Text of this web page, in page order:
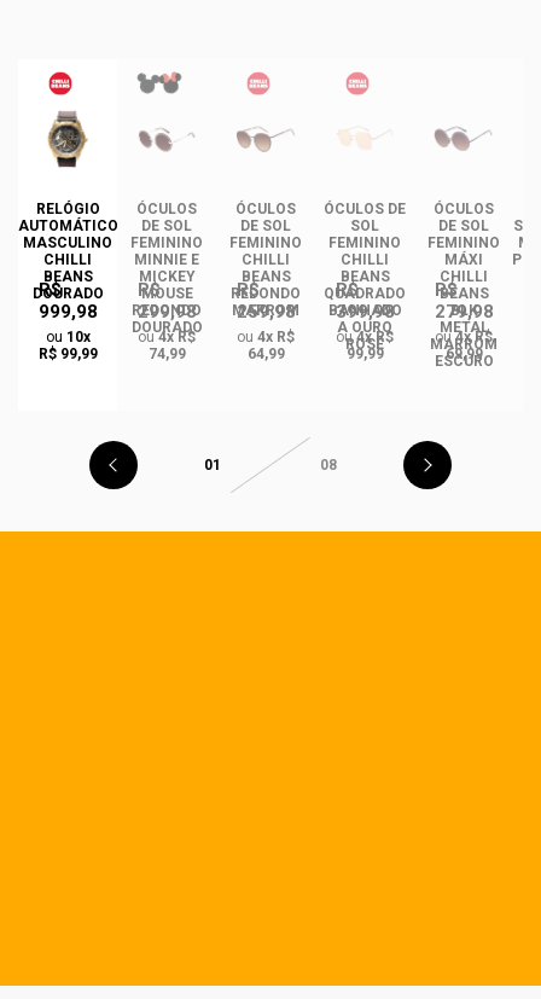
RELÓGIO
AUTOMÁTICO
MASCULINO
CHILLI
BEANS
DOURADO
R$
999,98
ou 10x
R$ 99,99
ÓCULOS
DE SOL
FEMININO
MINNIE E
MICKEY
MOUSE
REDONDO
DOURADO
R$
299,98
ou4x R$
74,99
ÓCULOS
DE SOL
FEMININO
CHILLI
BEANS
REDONDO
MARROM
R$
259,98
ou 4x R$
64,99
ÓCULOS DE
SOL
FEMININO
CHILLI
BEANS
QUADRADO
BANHADO
A OURO
ROSÉ
R$
399,98
ou4x R$
99,99
ÓCULOS
DE SOL
FEMININO
MÁXI
CHILLI
BEANS
BLK
METAL
MARROM
ESCURO
R$
279,98
ou4x R$
69,99
01 08